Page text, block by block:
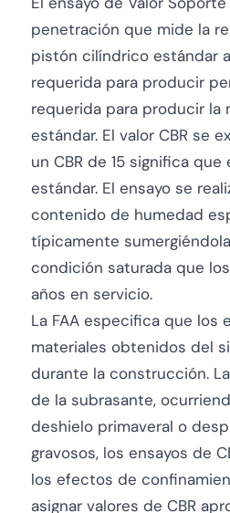
penetración que mide la
pistón cilíndrico estándar
requerida para producir
requerida para producir la
estándar. El valor CBR se
un CBR de 15 significa
estándar. El ensayo se
contenido de humedad
típicamente
condición saturada que
años en servicio.
La FAA especifica que los
materiales obtenidos del
durante la construcción.
de la subrasante,
deshielo primaveral o
gravosos, los ensayos de
los efectos de
asignar valores de CBR